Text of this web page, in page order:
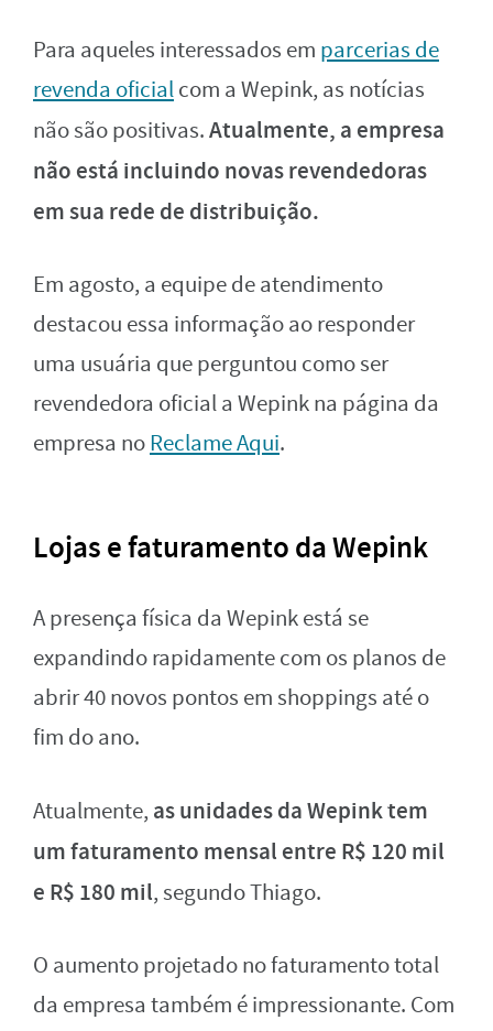
Para aqueles interessados em parcerias de
revenda oficialcom a Wepink, as notícias
não são positivas.Atualmente, a empresa
não está incluindo novas revendedoras
em sua rede de distribuição.
Em agosto, a equipe de atendimento
destacou essa informação ao responder
uma usuária que perguntou como ser
revendedora oficial a Wepink na página da
empresa noReclame Aqui.
Lojas e faturamento da Wepink
A presença física da Wepink está se
expandindo rapidamente com os planos de
abrir 40 novos pontos em shoppings até o
fim do ano.
Atualmente, as unidades da Wepink tem
um faturamento mensal entre R$ 120 mil
e R$ 180 mil, segundo Thiago.
O aumento projetado no faturamento total
da empresa também é impressionante. Com